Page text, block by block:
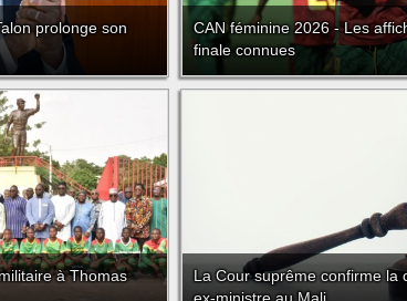
prolonge son
CAN féminine 2026 - Les
finale connues
à Thomas
La Cour suprême confirme la